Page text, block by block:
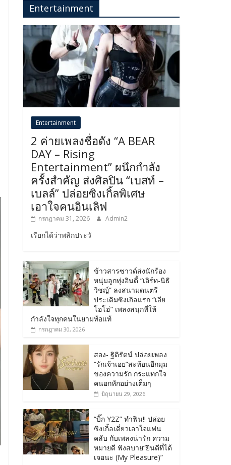
Entertainment
Entertainment
2 ค่ายเพลงชื่อดัง “A BEAR
DAY – Rising
Entertainment” ผนึกกำลัง
ครั้งสำคัญ ส่งศิลปิน “เบสท์ –
เบลล์” ปล่อยซิงเกิ้ลพิเศษ
เอาใจคนอินเลิฟ
กรกฎาคม 31, 2026 Admin2
เรียกได้ว่าพลิกประวั
ข้าวสารซาวด์ส่งนักร้อง
หนุ่มลูกทุ่งอินดี้ “เอิร์ท-นิธิ
วิชญ์” ลงสนามดนตรี
ประเดิมซิงเกิลแรก “เอีย
โอโฮ่” เพลงสนุกที่ให้
กำลังใจทุกคนในยามท้อแท้
กรกฎาคม 30, 2026
สอง- ฐิติรัตน์ ปล่อยเพลง
“รักเจ้าเอย”สะท้อนอีกมุม
ของความรัก กระแทกใจ
คนอกหักอย่างเต็มๆ
มิถุนายน 29, 2026
“บิ๊ก Y2Z” ทำฟิน!! ปล่อย
ซิงเกิ้ลเดี่ยวเอาใจแฟน
คลับ กับเพลงน่ารัก ความ
หมายดี ฟังสบาย“ยินดีที่ได้
เจอนะ (My Pleasure)”